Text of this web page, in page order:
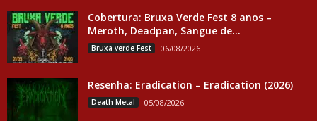
Cobertura: Bruxa Verde Fest 8 anos –
Meroth, Deadpan, Sangue de...
Bruxa verde Fest 06/08/2026
Resenha: Eradication – Eradication (2026)
Death Metal 05/08/2026